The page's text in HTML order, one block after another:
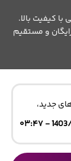
کیفیت بالا.
و مستقیم
جدید،
- ۰۳:۴۷